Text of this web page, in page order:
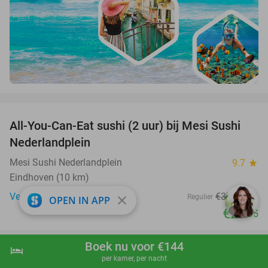
shopping_cart Boek nu
hotel Boek nu voor €144
per kamer, per nacht
21%
All-You-Can-Eat sushi (2 uur) bij Mesi Sushi
Nederlandplein
Mesi Sushi Nederlandplein 9.7 star
Eindhoven (10 km)
Verkocht: 503
Regulier €37 ,95
€29,95
favorite_border
1, 2 of 3 overnachting(en) voor 2 + ontbijt +
OPEN IN APP close